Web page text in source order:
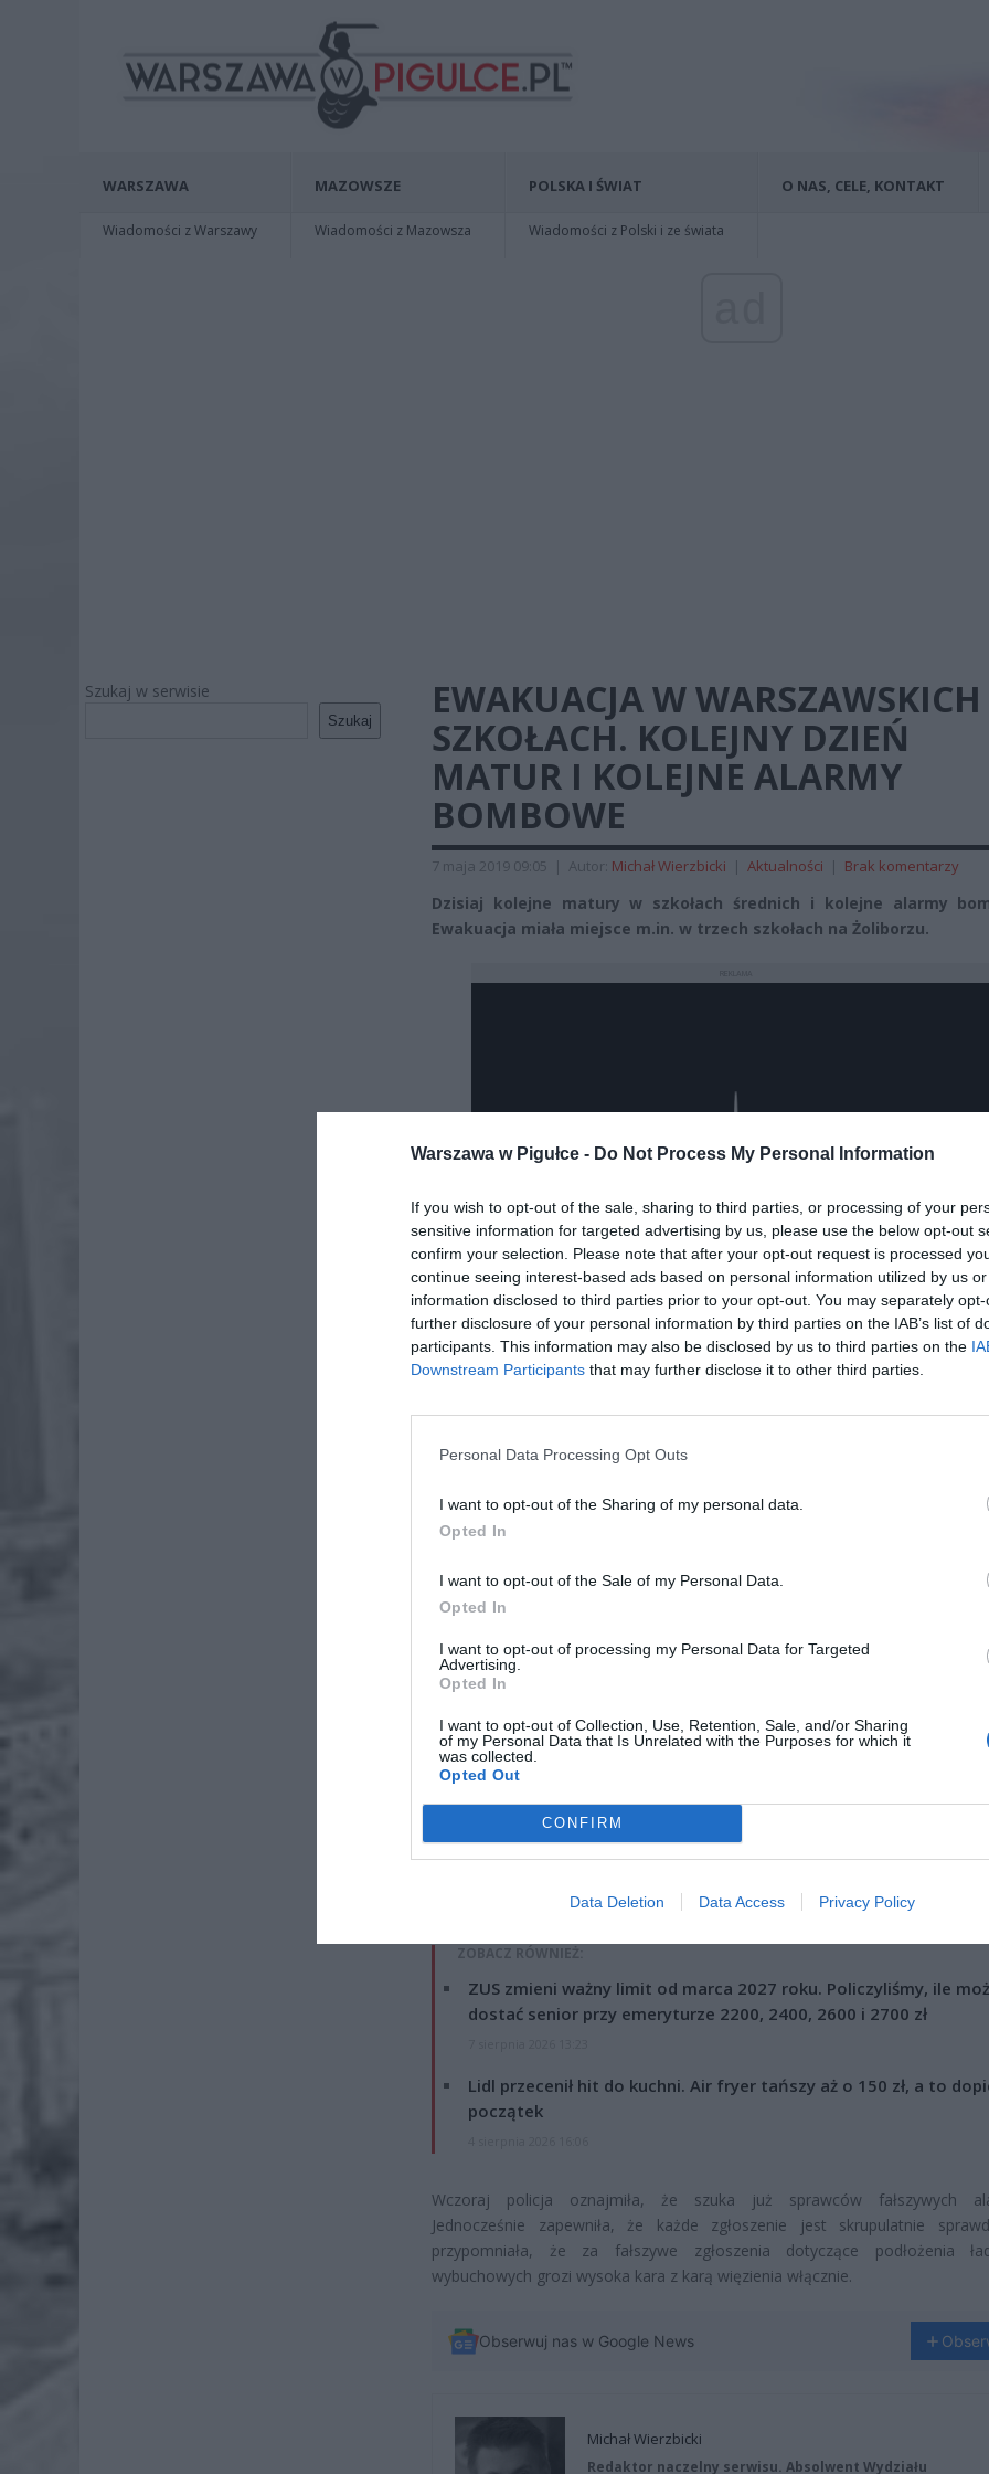
Warszawa w Pigułce - Do Not Process My Personal Information
If you wish to opt-out of the sale, sharing to third parties, or processing of your
sensitive information for targeted advertising by us, please use the below opt-out
confirm your selection. Please note that after your opt-out request is processed
continue seeing interest-based ads based on personal information utilized by us
information disclosed to third parties prior to your opt-out. You may separately
further disclosure of your personal information by third parties on the IAB’s list of
participants. This information may also be disclosed by us to third parties on the
Downstream Participants that may further disclose it to other third parties.
Personal Data Processing Opt Outs
I want to opt-out of the Sharing of my personal data.
Opted In
I want to opt-out of the Sale of my Personal Data.
Opted In
I want to opt-out of processing my Personal Data for Targeted
Advertising.
Opted In
I want to opt-out of Collection, Use, Retention, Sale, and/or Sharing
of my Personal Data that Is Unrelated with the Purposes for which it
was collected.
Opted Out
CONFIRM
Data Deletion Data Access Privacy Policy
WARSZAWA
Wiadomości z Warszawy
MAZOWSZE
Wiadomości z Mazowsza
POLSKA I ŚWIAT
Wiadomości z Polski i ze świata
O NAS, CELE, KONTAKT
Szukaj w serwisie
Szukaj
EWAKUACJA W WARSZAWSKICH
SZKOŁACH. KOLEJNY DZIEŃ
MATUR I KOLEJNE ALARMY
BOMBOWE
7 maja 2019 09:05 | Autor: Michał Wierzbicki | Aktualności | Brak komentarzy
Dzisiaj kolejne matury w szkołach średnich i kolejne alarmy
Ewakuacja miała miejsce m.in. w trzech szkołach na Żoliborzu.
informują, że szkoły są ewakuowane ze względu na alarmy bombowe.
ZOBACZ RÓWNIEŻ:
ZUS zmieni ważny limit od marca 2027 roku. Policzyliśmy, ile
dostać senior przy emeryturze 2200, 2400, 2600 i 2700 zł
Lidl przecenił hit do kuchni. Air fryer tańszy aż o 150 zł, a to
początek
Wczoraj policja oznajmiła, że szuka już sprawców fałszywych
Jednocześnie zapewniła, że każde zgłoszenie jest skrupulatnie
przypomniała, że za fałszywe zgłoszenia dotyczące podłożenia
wybuchowych grozi wysoka kara z karą więzienia włącznie.
Obserwuj nas w Google News
Michał Wierzbicki
Redaktor naczelny serwisu. Absolwent Wydziału